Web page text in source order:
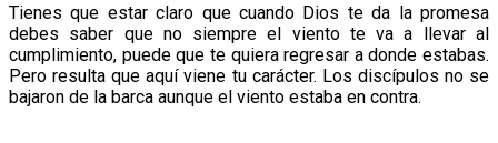
Tienes que estar claro que cuando Dios te da la promesa
debes saber que no siempre el viento te va a llevar al
cumplimiento, puede que te quiera regresar a donde estabas.
Pero resulta que aquí viene tu carácter. Los discípulos no se
bajaron de la barca aunque el viento estaba en contra.